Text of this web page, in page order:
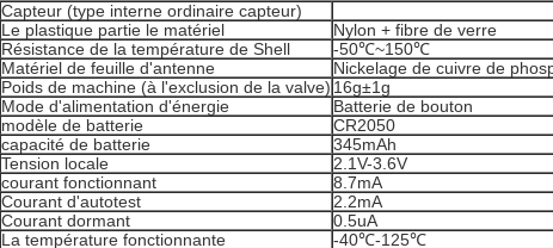
Capteur (type interne ordinaire capteur)
Le plastique partie le matériel
Nylon + fibre de verre
Résistance de la température de Shell
-50℃~150℃
Matériel de feuille d'antenne
Nickelage de cuivre de
Poids de machine (à l'exclusion de la valve) 16g±1g
Mode d'alimentation d'énergie
Batterie de bouton
modèle de batterie
CR2050
capacité de batterie
345mAh
Tension locale
2.1V-3.6V
courant fonctionnant
8.7mA
Courant d'autotest
2.2mA
Courant dormant
0.5uA
La température fonctionnante
-40℃-125℃